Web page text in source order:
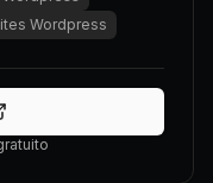
Wordpress